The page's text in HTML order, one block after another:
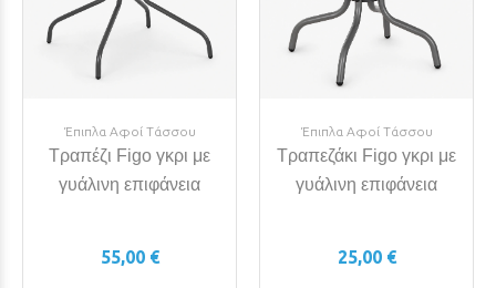
Έπιπλα Αφοί Τάσσου
Τραπέζι Figo γκρι με
γυάλινη επιφάνεια
55,00 €
Έπιπλα Αφοί Τάσσου
Τραπεζάκι Figo γκρι με
γυάλινη επιφάνεια
25,00 €